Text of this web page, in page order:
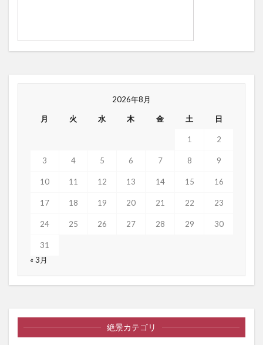
2026年8月
月 火 水 木 金 土 日
1 2
3 4 5 6 7 8 9
10 11 12 13 14 15 16
17 18 19 20 21 22 23
24 25 26 27 28 29 30
31
« 3月
絶景カテゴリ